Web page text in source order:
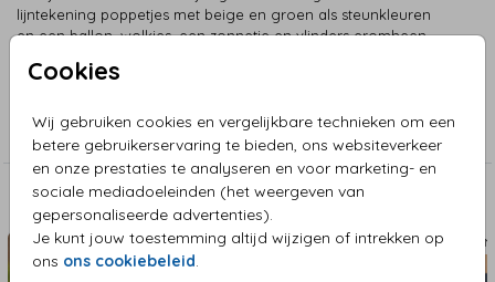
Cookies
Wij gebruiken cookies en vergelijkbare technieken om een
betere gebruikerservaring te bieden, ons websiteverkeer
en onze prestaties te analyseren en voor marketing- en
sociale mediadoeleinden (het weergeven van
gepersonaliseerde advertenties).
Je kunt jouw toestemming altijd wijzigen of intrekken op
ons ons cookiebeleid
lijntekening poppetjes met beige en groen als steunkleuren
en een ballon, wolkjes, een zonnetje en vlinders eromheen.
Tuinborden
Aanbevolen
TUINBORD